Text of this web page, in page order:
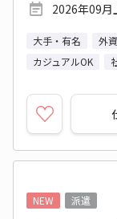
2026年09月
大手・有名 外
カジュアルOK
NEW
派遣